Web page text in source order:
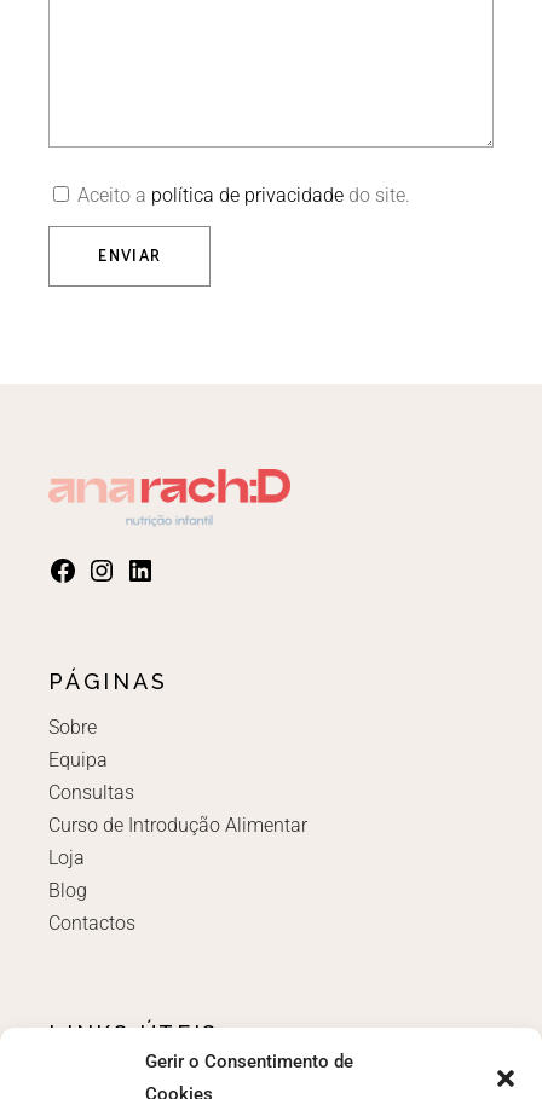
Gerir o Consentimento de
Cookies
Aceito a política de privacidade do site.
ENVIAR
PÁGINAS
Sobre
Equipa
Consultas
Curso de Introdução Alimentar
Loja
Blog
Contactos
LINKS ÚTEIS